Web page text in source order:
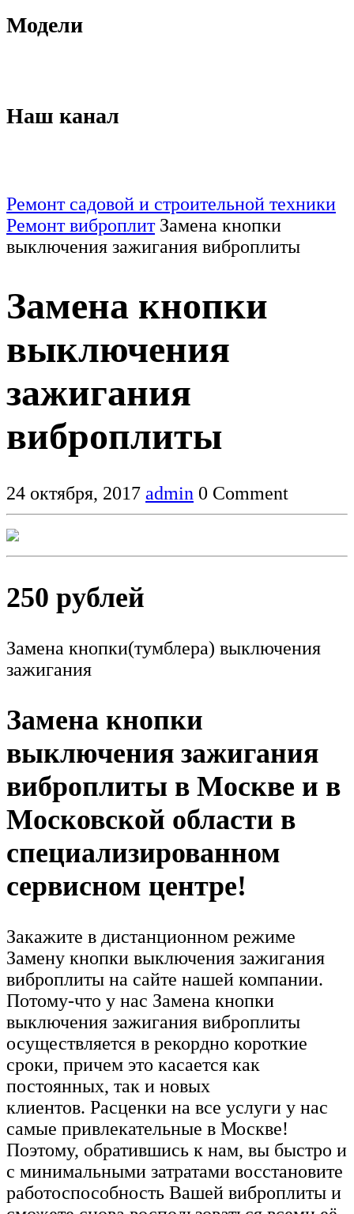
Модели
Наш канал
Ремонт садовой и строительной техники
Ремонт виброплитЗамена кнопки
выключения зажигания виброплиты
Замена кнопки
выключения
зажигания
виброплиты
24 октября, 2017 admin 0 Comment
250 рублей
Замена кнопки(тумблера) выключения
зажигания
Замена кнопки
выключения зажигания
виброплиты в Москве и в
Московской области в
специализированном
сервисном центре!
Закажите в дистанционном режиме
Замену кнопки выключения зажигания
виброплиты на сайте нашей компании.
Потому-что у нас Замена кнопки
выключения зажигания виброплиты
осуществляется в рекордно короткие
сроки, причем это касается как
постоянных, так и новых
клиентов. Расценки на все услуги у нас
самые привлекательные в Москве!
Поэтому, обратившись к нам, вы быстро и
с минимальными затратами восстановите
работоспособность Вашей виброплиты и